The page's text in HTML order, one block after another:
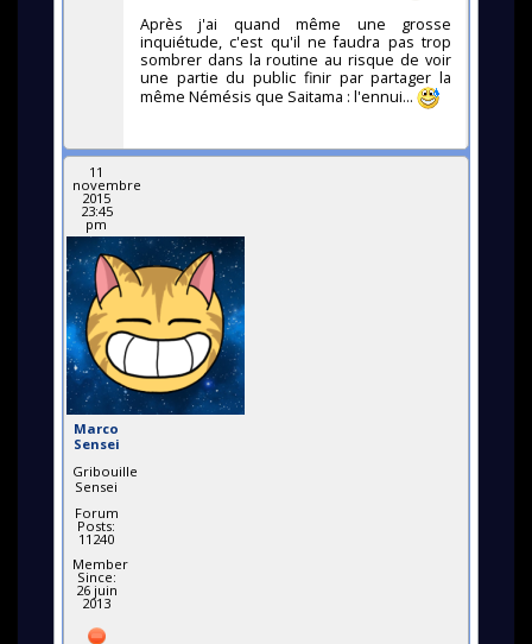
Après j'ai quand même une grosse
inquiétude, c'est qu'il ne faudra pas trop
sombrer dans la routine au risque de voir
une partie du public finir par partager la
même Némésis que Saitama : l'ennui...
11
novembre
2015
23:45
pm
Marco
Sensei
Gribouille
Sensei
Forum
Posts:
11240
Member
Since:
26 juin
2013